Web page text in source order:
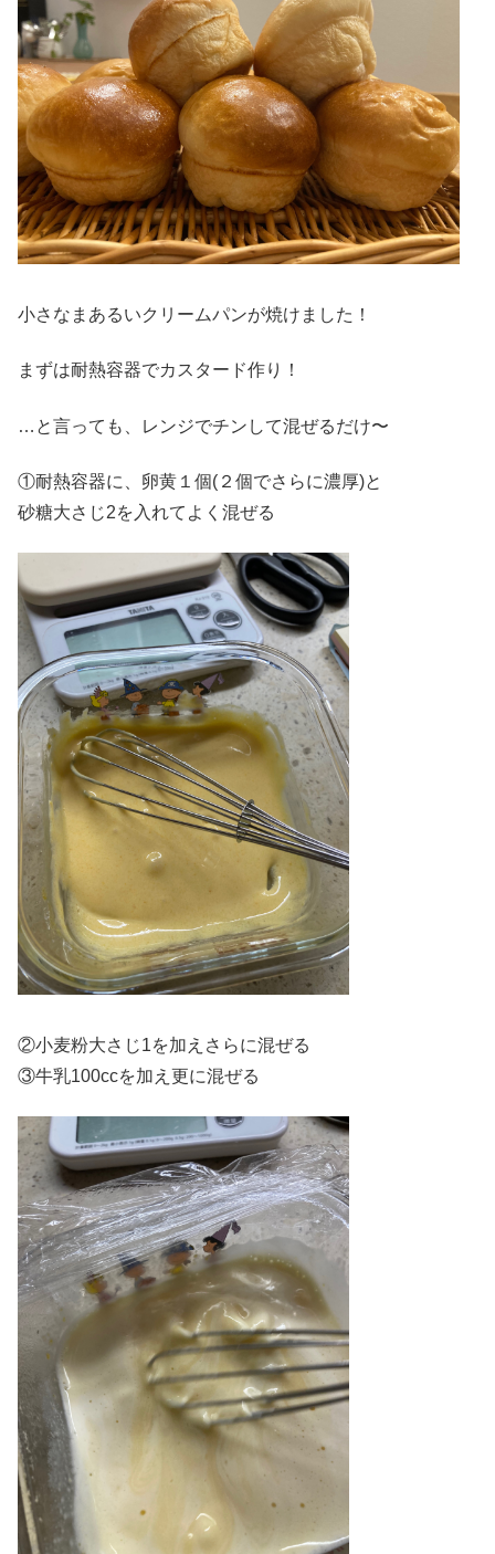
小さなまあるいクリームパンが焼けました！
まずは耐熱容器でカスタード作り！
…と言っても、レンジでチンして混ぜるだけ〜
①耐熱容器に、卵黄１個(２個でさらに濃厚)と
砂糖大さじ2を入れてよく混ぜる
②小麦粉大さじ1を加えさらに混ぜる
③牛乳100ccを加え更に混ぜる